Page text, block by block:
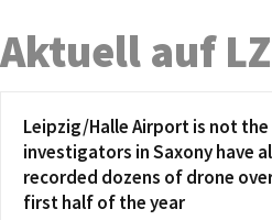
Aktuell auf LZ
Leipzig/Halle Airport is not
investigators in Saxony have
recorded dozens of drone
first half of the year